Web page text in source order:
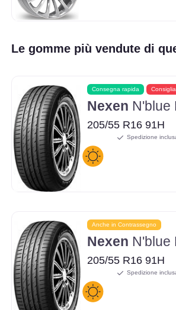
Le gomme più vendute di
Consegna rapida
Nexen N'blue
205/55 R16 91H
Spedizione
Anche in Contrassegno
Nexen N'blue
205/55 R16 91H
Spedizione